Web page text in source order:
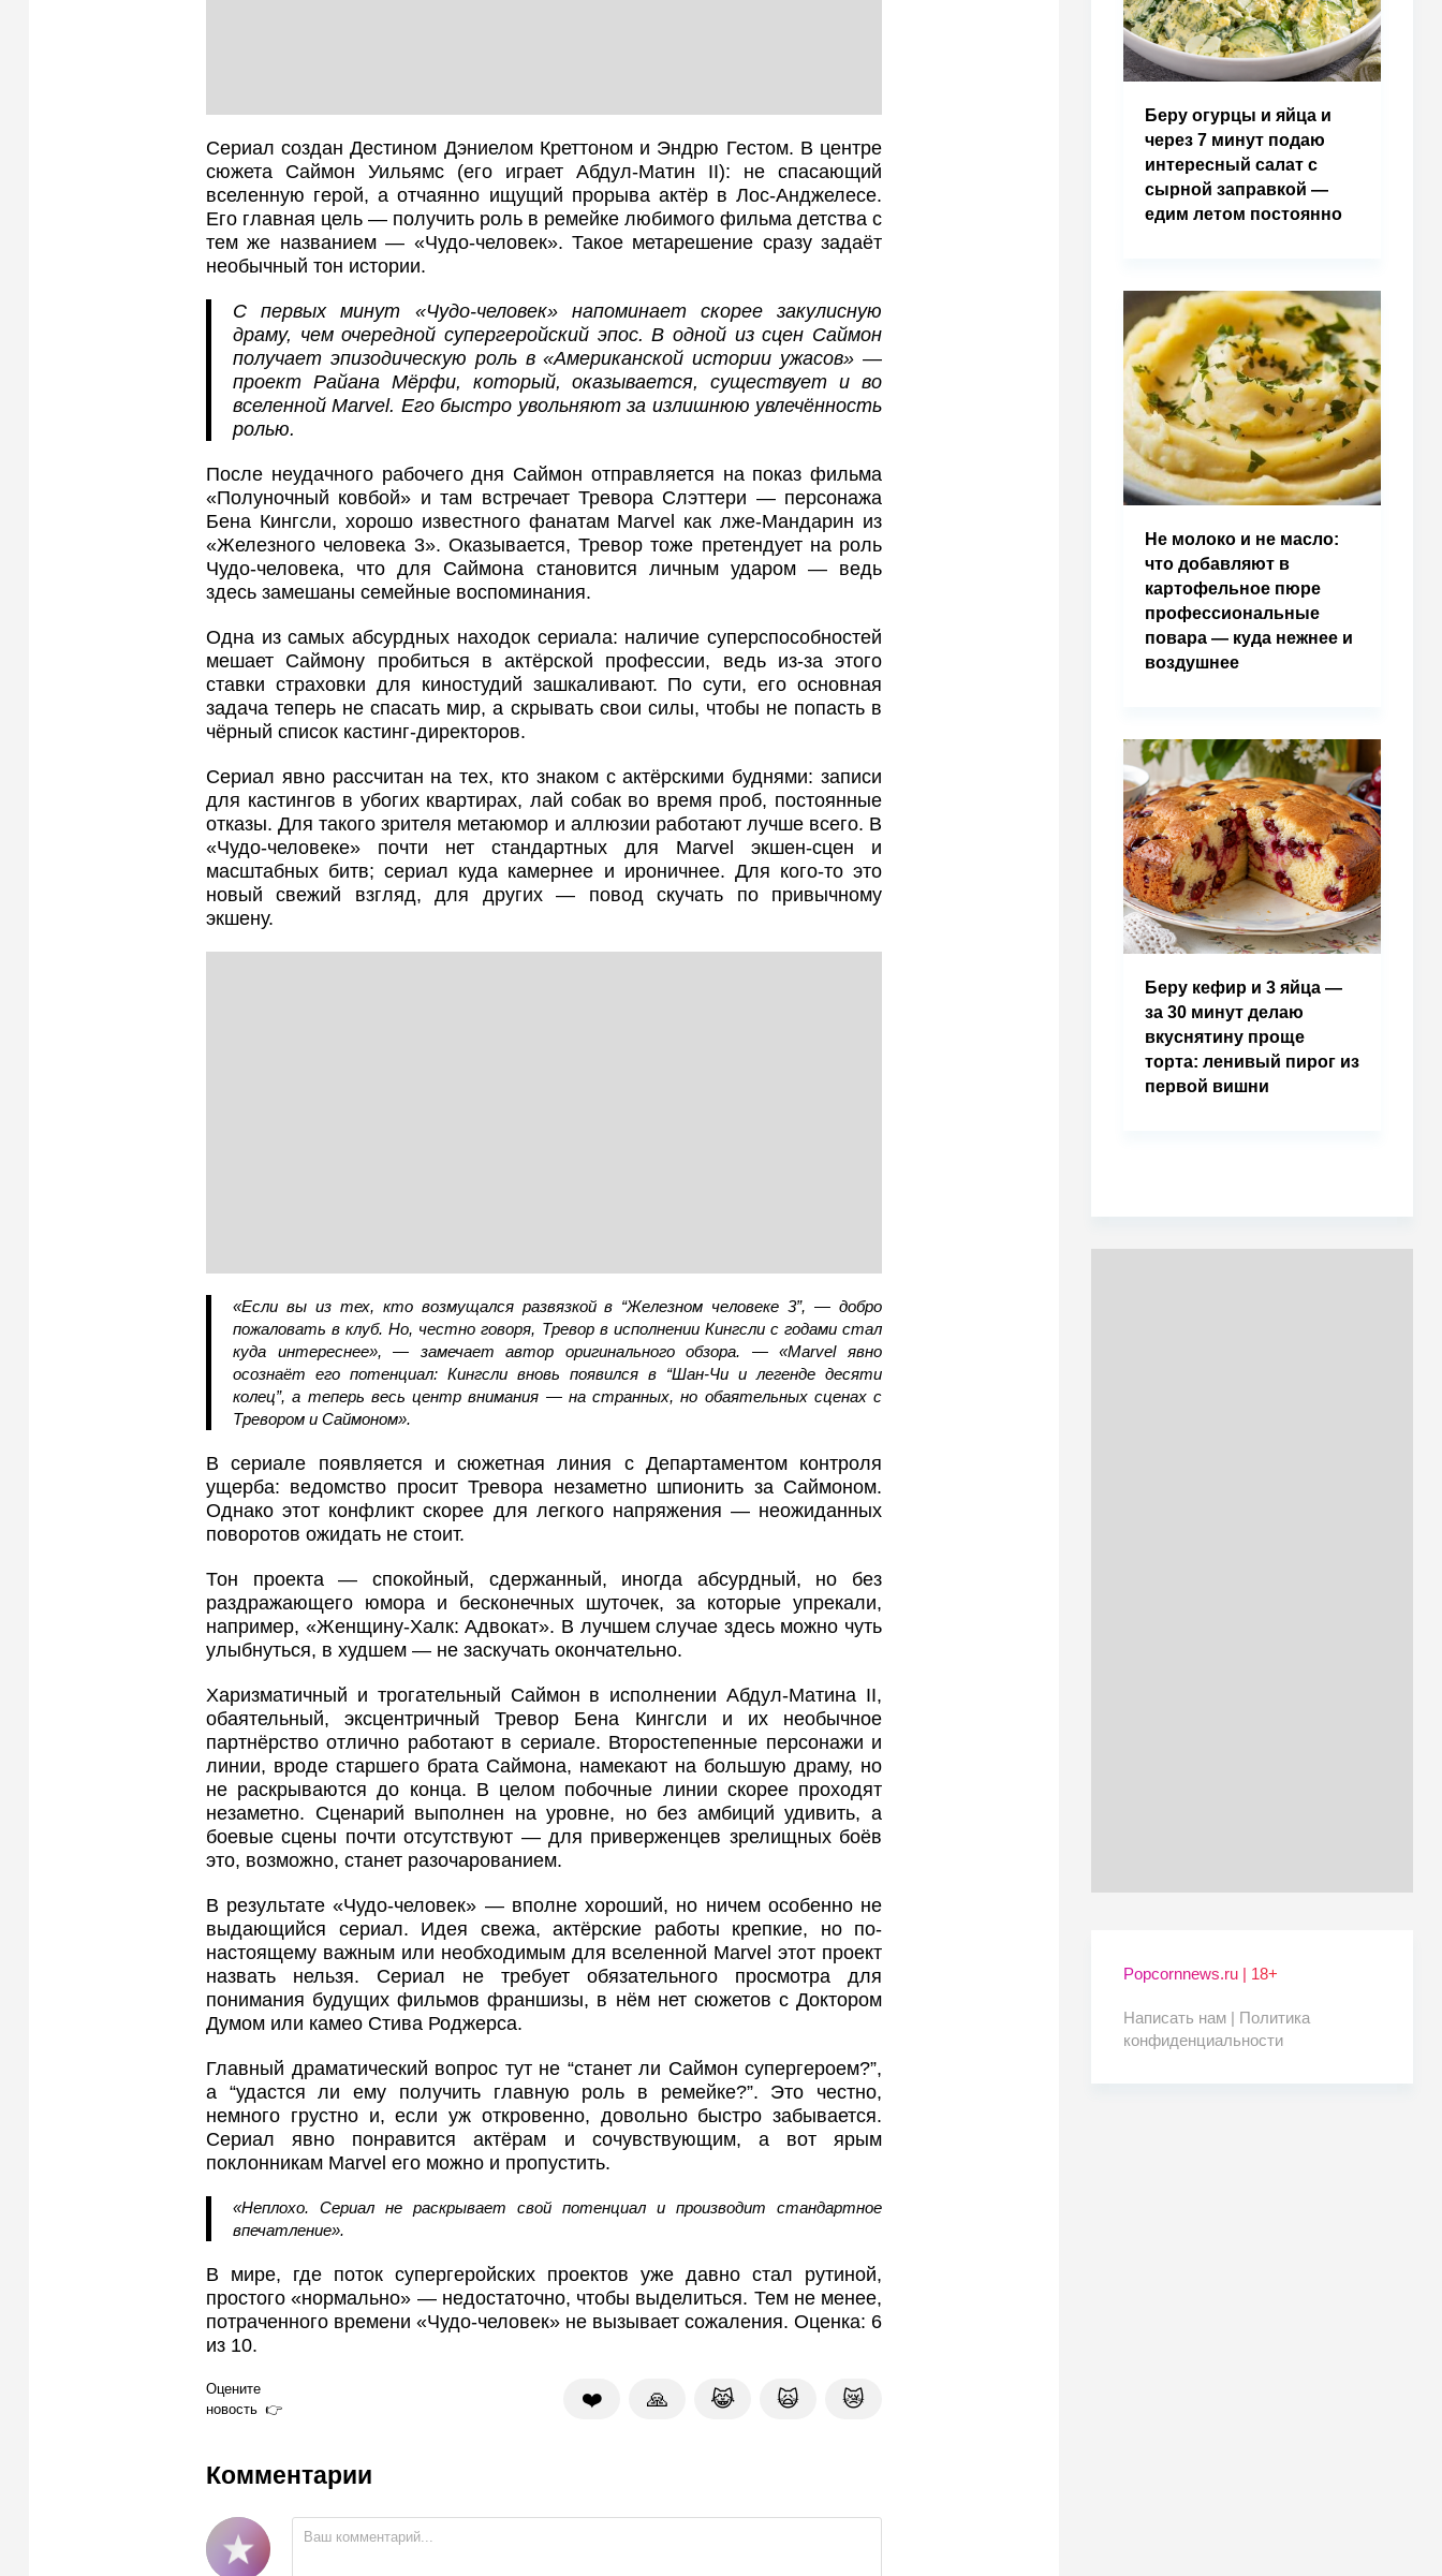
Сериал создан Дестином Дэниелом Креттоном и Эндрю Гестом. В центре
сюжета Саймон Уильямс (его играет Абдул-Матин II): не спасающий
вселенную герой, а отчаянно ищущий прорыва актёр в Лос-Анджелесе.
Его главная цель — получить роль в ремейке любимого фильма детства с
тем же названием — «Чудо-человек». Такое метарешение сразу задаёт
необычный тон истории.
С первых минут «Чудо-человек» напоминает скорее закулисную
драму, чем очередной супергеройский эпос. В одной из сцен Саймон
получает эпизодическую роль в «Американской истории ужасов» —
проект Райана Мёрфи, который, оказывается, существует и во
вселенной Marvel. Его быстро увольняют за излишнюю увлечённость
ролью.
После неудачного рабочего дня Саймон отправляется на показ фильма
«Полуночный ковбой» и там встречает Тревора Слэттери — персонажа
Бена Кингсли, хорошо известного фанатам Marvel как лже-Мандарин из
«Железного человека 3». Оказывается, Тревор тоже претендует на роль
Чудо-человека, что для Саймона становится личным ударом — ведь
здесь замешаны семейные воспоминания.
Одна из самых абсурдных находок сериала: наличие суперспособностей
мешает Саймону пробиться в актёрской профессии, ведь из-за этого
ставки страховки для киностудий зашкаливают. По сути, его основная
задача теперь не спасать мир, а скрывать свои силы, чтобы не попасть в
чёрный список кастинг-директоров.
Сериал явно рассчитан на тех, кто знаком с актёрскими буднями: записи
для кастингов в убогих квартирах, лай собак во время проб, постоянные
отказы. Для такого зрителя метаюмор и аллюзии работают лучше всего. В
«Чудо-человеке» почти нет стандартных для Marvel экшен-сцен и
масштабных битв; сериал куда камернее и ироничнее. Для кого-то это
новый свежий взгляд, для других — повод скучать по привычному
экшену.
«Если вы из тех, кто возмущался развязкой в “Железном человеке 3”, — добро
пожаловать в клуб. Но, честно говоря, Тревор в исполнении Кингсли с годами стал
куда интереснее», — замечает автор оригинального обзора. — «Marvel явно
осознаёт его потенциал: Кингсли вновь появился в “Шан-Чи и легенде десяти
колец”, а теперь весь центр внимания — на странных, но обаятельных сценах с
Тревором и Саймоном».
В сериале появляется и сюжетная линия с Департаментом контроля
ущерба: ведомство просит Тревора незаметно шпионить за Саймоном.
Однако этот конфликт скорее для легкого напряжения — неожиданных
поворотов ожидать не стоит.
Тон проекта — спокойный, сдержанный, иногда абсурдный, но без
раздражающего юмора и бесконечных шуточек, за которые упрекали,
например, «Женщину-Халк: Адвокат». В лучшем случае здесь можно чуть
улыбнуться, в худшем — не заскучать окончательно.
Харизматичный и трогательный Саймон в исполнении Абдул-Матина II,
обаятельный, эксцентричный Тревор Бена Кингсли и их необычное
партнёрство отлично работают в сериале. Второстепенные персонажи и
линии, вроде старшего брата Саймона, намекают на большую драму, но
не раскрываются до конца. В целом побочные линии скорее проходят
незаметно. Сценарий выполнен на уровне, но без амбиций удивить, а
боевые сцены почти отсутствуют — для приверженцев зрелищных боёв
это, возможно, станет разочарованием.
В результате «Чудо-человек» — вполне хороший, но ничем особенно не
выдающийся сериал. Идея свежа, актёрские работы крепкие, но по-
настоящему важным или необходимым для вселенной Marvel этот проект
назвать нельзя. Сериал не требует обязательного просмотра для
понимания будущих фильмов франшизы, в нём нет сюжетов с Доктором
Думом или камео Стива Роджерса.
Главный драматический вопрос тут не “станет ли Саймон супергероем?”,
а “удастся ли ему получить главную роль в ремейке?”. Это честно,
немного грустно и, если уж откровенно, довольно быстро забывается.
Сериал явно понравится актёрам и сочувствующим, а вот ярым
поклонникам Marvel его можно и пропустить.
«Неплохо. Сериал не раскрывает свой потенциал и производит стандартное
впечатление».
В мире, где поток супергеройских проектов уже давно стал рутиной,
простого «нормально» — недостаточно, чтобы выделиться. Тем не менее,
потраченного времени «Чудо-человек» не вызывает сожаления. Оценка: 6
из 10.
Оцените
новость
❤️ 🙏 😹 🙀 😿
Комментарии
Беру огурцы и яйца и
через 7 минут подаю
интересный салат с
сырной заправкой —
едим летом постоянно
Не молоко и не масло:
что добавляют в
картофельное пюре
профессиональные
повара — куда нежнее и
воздушнее
Беру кефир и 3 яйца —
за 30 минут делаю
вкуснятину проще
торта: ленивый пирог из
первой вишни
Popcornnews.ru | 18+
Написать нам | Политика
конфиденциальности